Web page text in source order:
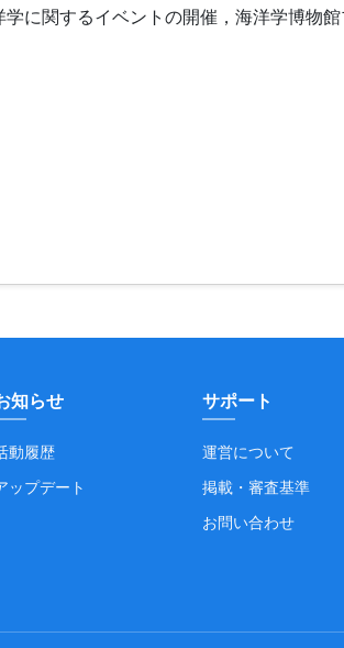
に関するイベントの開催，海洋学博物
知らせ
動履歴
ップデート
サポート
運営について
掲載・審査基準
お問い合わせ